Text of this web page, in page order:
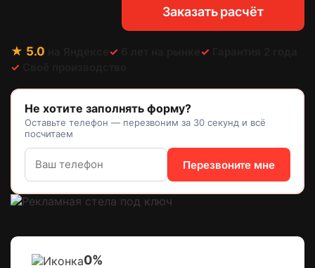
Для банков
Акрилайт
Рекламные планшеты
Светодиодные уличные экраны
Заказать расчёт
★ 5.0 ✓ ✓
✓
Не хотите заполнять форму?
Оставьте телефон — перезвоним за 30 секунд и всё
посчитаем
Перезвоните мне
0%